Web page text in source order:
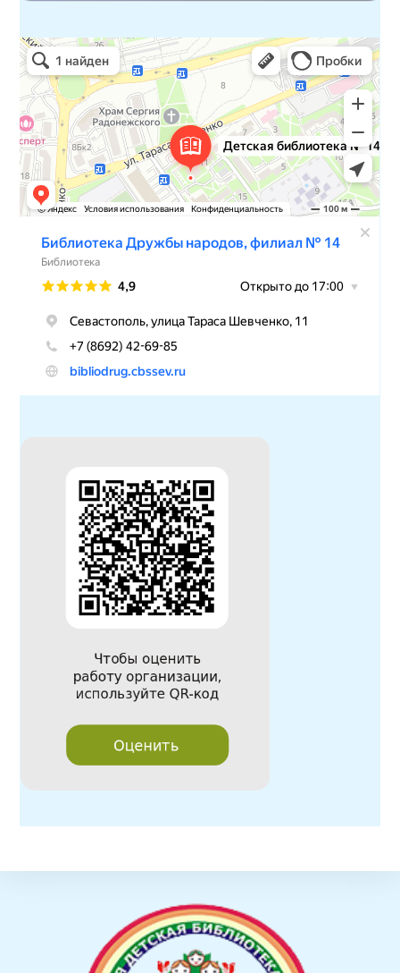
Детская библиотека № 14 Дружбы народов
Библиотека в Севастополе